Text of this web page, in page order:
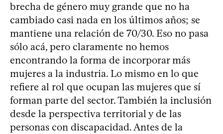
brecha de género muy grande que no ha
cambiado casi nada en los últimos años; se
mantiene una relación de 70/30. Eso no pasa
sólo acá, pero claramente no hemos
encontrando la forma de incorporar más
mujeres a la industria. Lo mismo en lo que
refiere al rol que ocupan las mujeres que sí
forman parte del sector. También la inclusión
desde la perspectiva territorial y de las
personas con discapacidad. Antes de la